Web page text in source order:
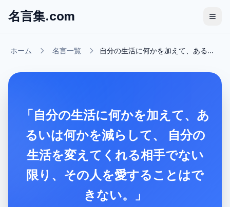
名言集.com
ホーム 名言一覧 自分の生活に何かを加えて、ある...
「自分の生活に何かを加えて、あ
るいは何かを減らして、 自分の
生活を変えてくれる相手でない
限り、その人を愛することはで
きない。」